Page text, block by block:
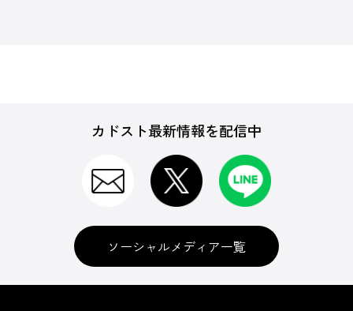
カドスト最新情報を配信中
ソーシャルメディア一覧